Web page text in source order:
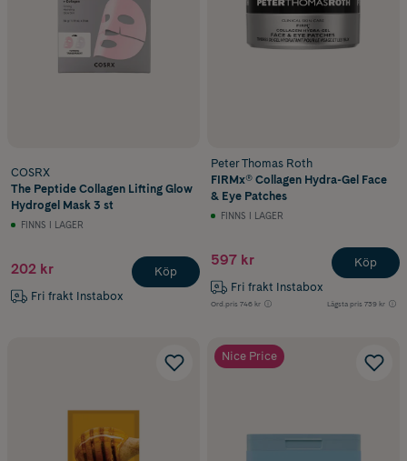
COSRX
The Peptide Collagen Lifting Glow
Hydrogel Mask 3 st
FINNS I LAGER
202 kr
Fri frakt Instabox
Köp
Peter Thomas Roth
FIRMx® Collagen Hydra-Gel Face
& Eye Patches
FINNS I LAGER
597 kr
Fri frakt Instabox
Ord.pris 746 kr Lägsta pris 739 kr
Köp
Nice Price